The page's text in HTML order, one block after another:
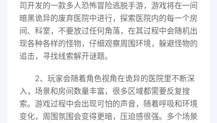
司开发的一款多人恐怖冒险逃脱手游，游戏将在一间
暗黑诡异的废弃医院中进行，探索医院内的每一个房
间、科室，不要放过任何角落，在其过程中会随机出
现各种各样的怪物，仔细观察周围环境，躲避怪物的
追击，寻找线索解开谜题。
2、玩家会随着角色视角在诡异的医院里不断深
入，场景和房间数量丰富，很多区域都需要反复搜
索。游戏过程中会出现可怕的声音，随着呼吸和环境
变化，周围氛围会变得更暗，压迫感很强。多个场景